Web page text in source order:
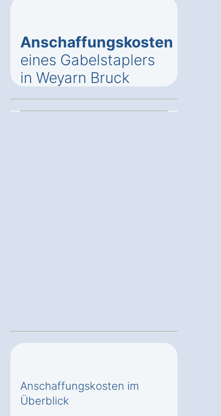
Anschaffungskosten
eines Gabelstaplers
in Weyarn Bruck
Anschaffungskosten im
Überblick